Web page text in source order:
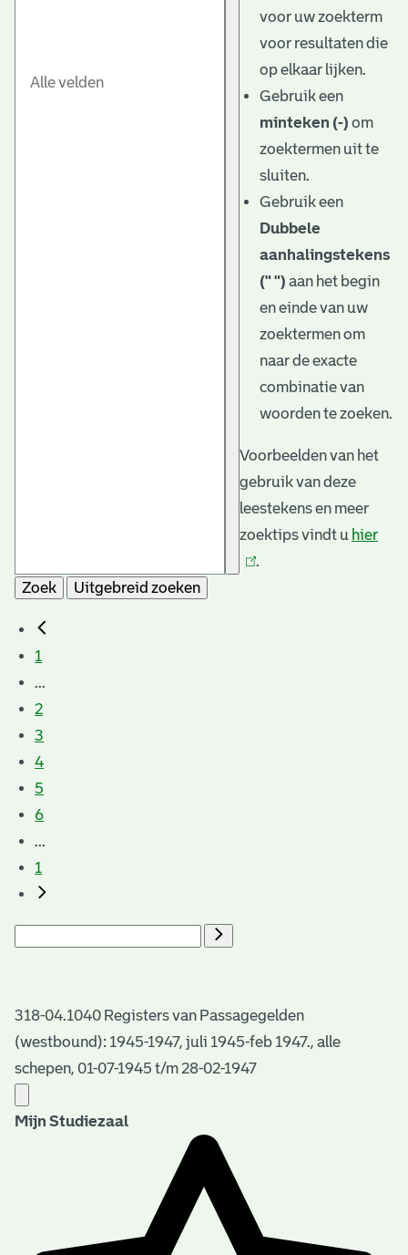
voor uw zoekterm
voor resultaten die
op elkaar lijken.
Gebruik een
minteken (-) om
zoektermen uit te
sluiten.
Gebruik een
Dubbele
aanhalingstekens
(" ") aan het begin
en einde van uw
zoektermen om
naar de exacte
combinatie van
woorden te zoeken.
Voorbeelden van het
gebruik van deze
leestekens en meer
zoektips vindt u hier
.
Zoek
Uitgebreid zoeken
1
...
2
3
4
5
6
...
1
318-04.1040 Registers van Passagegelden
(westbound): 1945-1947, juli 1945-feb 1947., alle
schepen, 01-07-1945 t/m 28-02-1947
Mijn Studiezaal